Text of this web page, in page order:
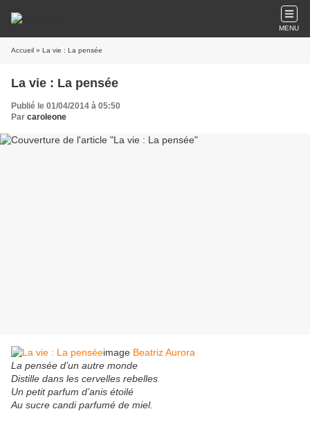
MENU
Accueil » La vie : La pensée
La vie : La pensée
Publié le 01/04/2014 à 05:50
Par caroleone
image Beatriz Aurora
La pensée d’un autre monde
Distille dans les cervelles rebelles
Un petit parfum d’anis étoilé
Au sucre candi parfumé de miel.